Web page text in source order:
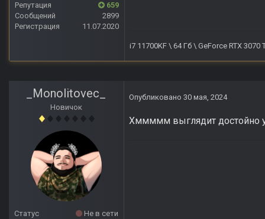
Репутация
659
Сообщений
2899
Регистрация
11.07.2020
i7 11700KF \ 64 Гб \ GeForce RTX
_Monolitovec_
Новичок
Статус
Не в сети
Опубликовано 30 мая, 2024
Хммммм выглядит достойно